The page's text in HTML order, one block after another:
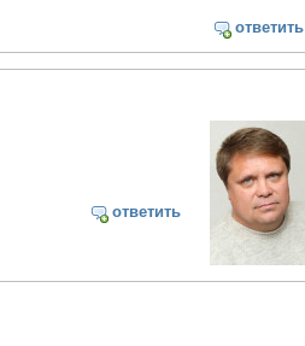
ответить
ответить